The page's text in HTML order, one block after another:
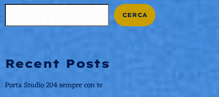
CERCA
Recent Posts
Porta Studio 204 sempre con te